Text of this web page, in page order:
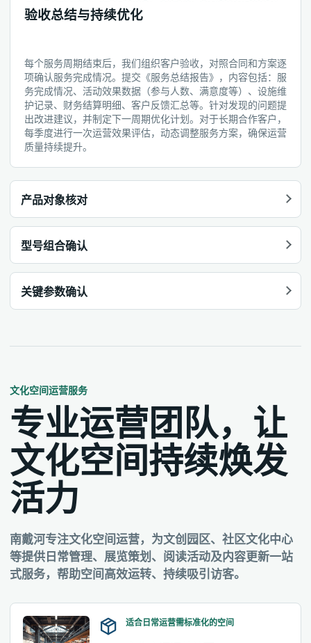
验收总结与持续优化
每个服务周期结束后，我们组织客户验收，对照合同和方案逐
项确认服务完成情况。提交《服务总结报告》，内容包括：服
务完成情况、活动效果数据（参与人数、满意度等）、设施维
护记录、财务结算明细、客户反馈汇总等。针对发现的问题提
出改进建议，并制定下一周期优化计划。对于长期合作客户，
每季度进行一次运营效果评估，动态调整服务方案，确保运营
质量持续提升。
产品对象核对
型号组合确认
关键参数确认
文化空间运营服务
专业运营团队，让
文化空间持续焕发
活力
南戴河专注文化空间运营，为文创园区、社区文化中心
等提供日常管理、展览策划、阅读活动及内容更新一站
式服务，帮助空间高效运转、持续吸引访客。
适合日常运营需标准化的空间